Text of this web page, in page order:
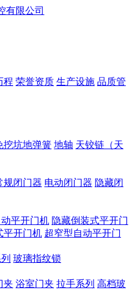
程 荣誉资质 生产设施 品质管
挖坑地弹簧 地轴 天铰链（天
规闭门器 电动闭门器 隐藏闭
平开门机 隐藏倒装式平开门
平开门机 超窄型自动平开门
玻璃指纹锁
夹 浴室门夹 拉手系列 高档玻